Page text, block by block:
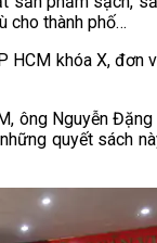
cho thành phố…
khóa X, đơn
Nguyễn
quyết sách